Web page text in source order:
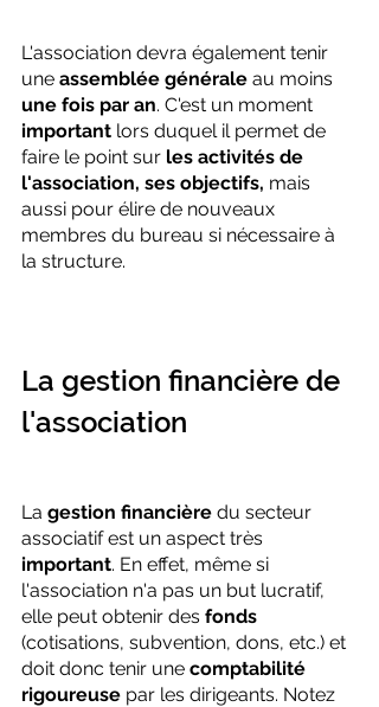
L'association devra également tenir
une assemblée générale au moins
une fois par an. C'est un moment
important lors duquel il permet de
faire le point sur les activités de
l'association, ses objectifs, mais
aussi pour élire de nouveaux
membres du bureau si nécessaire à
la structure.
La gestion financière de
l'association
La gestion financière du secteur
associatif est un aspect très
important. En effet, même si
l'association n'a pas un but lucratif,
elle peut obtenir des fonds
(cotisations, subvention, dons, etc.) et
doit donc tenir une comptabilité
rigoureuse par les dirigeants. Notez